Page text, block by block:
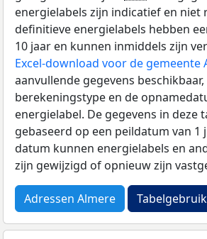
energielabels zijn indicatief en niet
definitieve energielabels hebben
10 jaar en kunnen inmiddels zijn
Excel-download voor de gemeente
aanvullende gegevens
berekeningstype en de
energielabel. De gegevens in deze
gebaseerd op een peildatum van 1
datum kunnen energielabels en
zijn gewijzigd of opnieuw zijn
Adressen Almere Tabelgebruik